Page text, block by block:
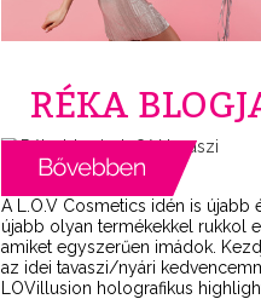
RÉKA
A L.O.V Cosmetics idén is újabb
újabb olyan termékekkel rukkol
amiket egyszerűen imádok.
az idei tavaszi/nyári
LOVillusion holografikus